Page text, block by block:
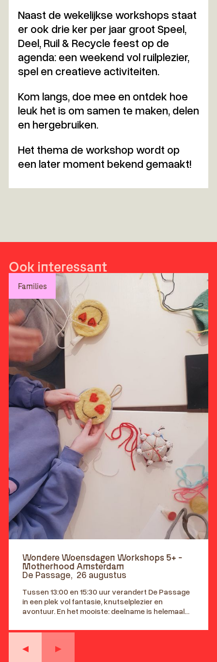
Naast de wekelijkse workshops staat
er ook drie ker per jaar groot Speel,
Deel, Ruil & Recycle feest op de
agenda: een weekend vol ruilplezier,
spel en creatieve activiteiten.
Kom langs, doe mee en ontdek hoe
leuk het is om samen te maken, delen
en hergebruiken.
Het thema de workshop wordt op
een later moment bekend gemaakt!
Ook interessant
Families
Wondere Woensdagen Workshops 5+ -
Motherhood Amsterdam
De Passage, 26 augustus
Tussen 13:00 en 15:30 uur verandert De Passage
in een plek vol fantasie, knutselplezier en
avontuur. En het mooiste: deelname is helemaal